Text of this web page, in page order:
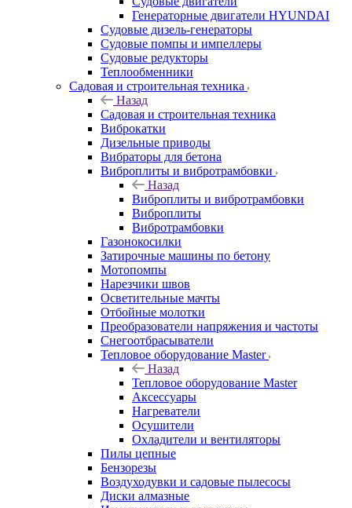
Генераторные двигатели HYUNDAI
Судовые дизель-генераторы
Судовые помпы и импеллеры
Судовые редукторы
Теплообменники
Садовая и строительная техника
Назад
Садовая и строительная техника
Виброкатки
Дизельные приводы
Вибраторы для бетона
Виброплиты и вибротрамбовки
Назад
Виброплиты и вибротрамбовки
Виброплиты
Вибротрамбовки
Газонокосилки
Затирочные машины по бетону
Мотопомпы
Нарезчики швов
Осветительные мачты
Отбойные молотки
Преобразователи напряжения и частоты
Снегоотбрасыватели
Тепловое оборудование Master
Назад
Тепловое оборудование Master
Аксессуары
Нагреватели
Осушители
Охладители и вентиляторы
Пилы цепные
Бензорезы
Воздуходувки и садовые пылесосы
Диски алмазные